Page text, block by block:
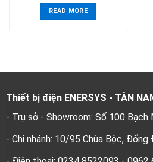
READ MORE
Thiết bị điện ENERSYS - TÂN
- Trụ sở - Showroom: Số 100 Bạch
- Chi nhánh: 10/95 Chùa Bộc, Đống